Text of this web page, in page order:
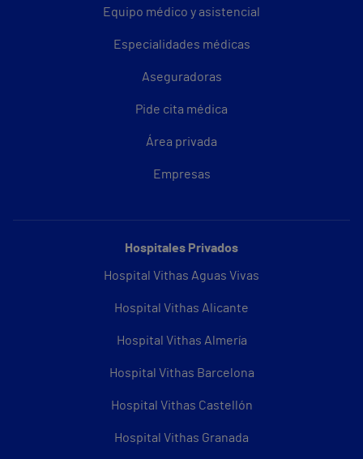
Equipo médico y asistencial
Especialidades médicas
Aseguradoras
Pide cita médica
Área privada
Empresas
Hospitales Privados
Hospital Vithas Aguas Vivas
Hospital Vithas Alicante
Hospital Vithas Almería
Hospital Vithas Barcelona
Hospital Vithas Castellón
Hospital Vithas Granada